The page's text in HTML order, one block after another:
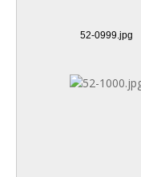
52-0999.jpg